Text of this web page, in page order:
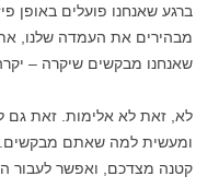
ברגע שאנחנו פועלים באופן
מבהירים את העמדה שלנו,
שאנחנו מבקשים שיקרה –
לא, זאת לא אלימות. זאת גם
ומעשית למה שאתם
קטנה מצדכם, ואפשר לעבור